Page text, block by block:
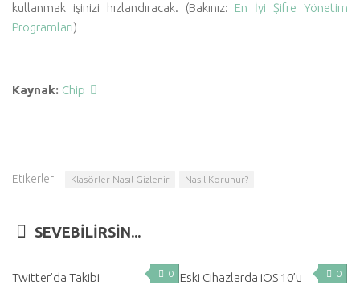
kullanmak işinizi hızlandıracak. (Bakınız: En İyi Şifre Yönetim
Programları)
Kaynak: Chip
Etikerler: Klasörler Nasıl Gizlenir Nasıl Korunur?
SEVEBILIRSIN...
0
Twitter’da Takibi
0
Eski Cihazlarda iOS 10’u